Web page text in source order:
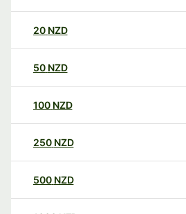
20 NZD
50 NZD
100 NZD
250 NZD
500 NZD